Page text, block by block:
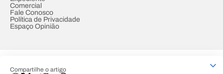
Compartilhe o artigo
Comercial
Fale Conosco
Política de Privacidade
Espaço Opinião